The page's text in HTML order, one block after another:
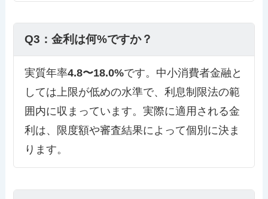
Q3：金利は何%ですか？
実質年率4.8〜18.0%です。中小消費者金融と
しては上限が低めの水準で、利息制限法の範
囲内に収まっています。実際に適用される金
利は、限度額や審査結果によって個別に決ま
ります。